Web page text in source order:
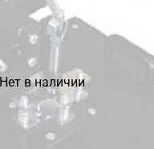
Нет в наличии